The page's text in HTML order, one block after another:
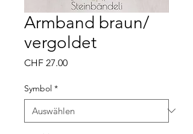
Armband braun/
vergoldet
CHF 27.00Preis
Symbol *